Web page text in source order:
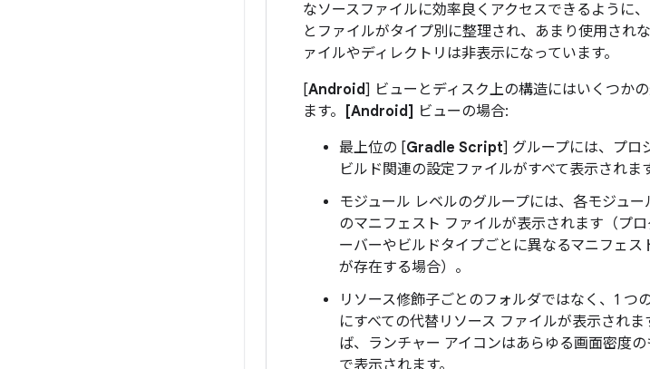
なソースファイルに効率良くアクセスできるように
とファイルがタイプ別に整理され、あまり使用され
ァイルやディレクトリは非表示になっています。
[Android] ビューとディスク上の構造にはいくつか
ます。
[Android] ビューの場合:
最上位の [Gradle Script] グループには、プロ
ビルド関連の設定ファイルがすべて表示されます
モジュール レベルのグループには、各モジュー
のマニフェスト ファイルが表示されます（プ
ーバーやビルドタイプごとに異なるマニフェス
が存在する場合）。
リソース修飾子ごとのフォルダではなく、1 つ
にすべての代替リソース ファイルが表示されま
ば、ランチャー アイコンはあらゆる画面密度
で表示されます。